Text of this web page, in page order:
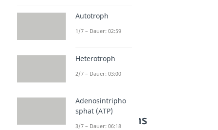
Gap Junctions
Autotroph
1/7 – Dauer: 02:59
Heterotroph
2/7 – Dauer: 03:00
Adenosintripho
sphat (ATP)
3/7 – Dauer: 06:18